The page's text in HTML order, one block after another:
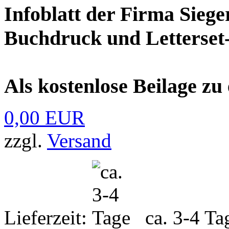
Infoblatt der Firma
Buchdruck und
Als kostenlose Beilage
0,00 EUR
zzgl. Versand
Lieferzeit: ca. 3-4